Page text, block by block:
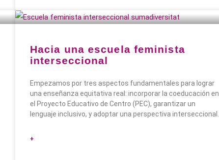
Hacia una escuela feminista
interseccional
Empezamos por tres aspectos fundamentales para lograr
una enseñanza equitativa real: incorporar la coeducación en
el Proyecto Educativo de Centro (PEC), garantizar un
lenguaje inclusivo, y adoptar una perspectiva interseccional.
+